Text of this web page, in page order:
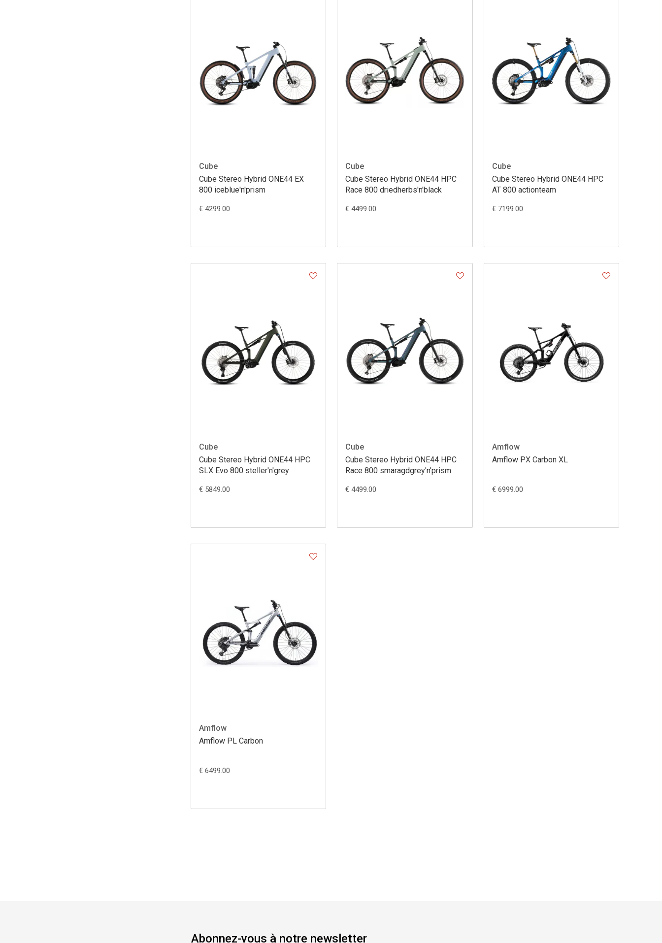
Cube
Cube Stereo Hybrid ONE44 EX
800 iceblue'n'prism
€ 4299.00
Cube
Cube Stereo Hybrid ONE44 HPC
Race 800 driedherbs'n'black
€ 4499.00
Cube
Cube Stereo Hybrid ONE44 HPC
AT 800 actionteam
€ 7199.00
Cube
Cube Stereo Hybrid ONE44 HPC
SLX Evo 800 steller'n'grey
€ 5849.00
Cube
Cube Stereo Hybrid ONE44 HPC
Race 800 smaragdgrey'n'prism
€ 4499.00
Amflow
Amflow PX Carbon XL
€ 6999.00
Amflow
Amflow PL Carbon
€ 6499.00
Abonnez-vous à notre newsletter